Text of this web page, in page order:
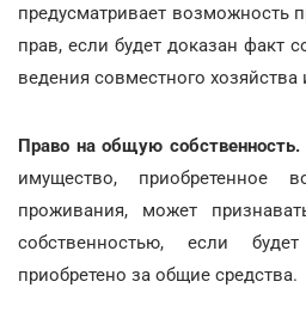
предусматривает возможность
прав, если будет доказан факт
ведения совместного хозяйства
Право на общую собственность.
имущество, приобретенное
проживания, может
собственностью, если
приобретено за общие средства.